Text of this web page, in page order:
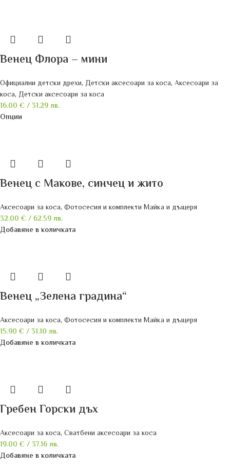
Венец Флора – мини
Официални детски дрехи, Детски аксесоари за коса, Аксесоари за
коса, Детски аксесоари за коса
16.00 €/ 31.29 лв.
Опции
Венец с Макове, синчец и жито
Аксесоари за коса, Фотосесия и комплекти Майка и дъщеря
32.00 €/ 62.59 лв.
Добавяне в количката
Венец „Зелена градина“
Аксесоари за коса, Фотосесия и комплекти Майка и дъщеря
15.90 €/ 31.10 лв.
Добавяне в количката
Гребен Горски дъх
Аксесоари за коса, Сватбени аксесоари за коса
19.00 €/ 37.16 лв.
Добавяне в количката